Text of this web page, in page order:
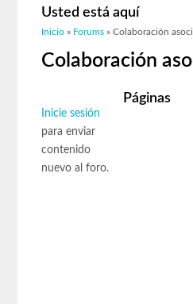
Usted está aquí
Inicio » Forums » Colaboración
Colaboración
Inicie sesión
para enviar
contenido
nuevo al foro.
Páginas